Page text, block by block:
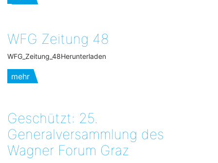
WFG Zeitung 48
WFG_Zeitung_48Herunterladen
mehr
Geschützt: 25.
Generalversammlung des
Wagner Forum Graz